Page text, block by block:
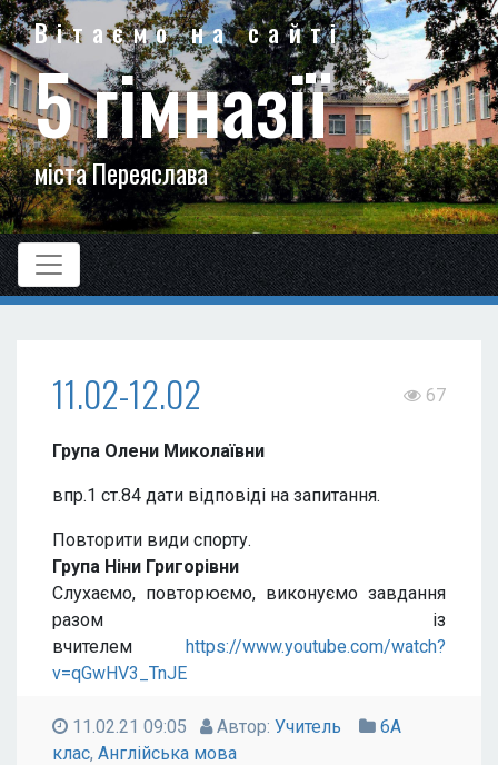
Вітаємо на сайті
5 гімназії
міста Переяслава
11.02-12.02 67
Група Олени Миколаївни
впр.1 ст.84 дати відповіді на запитання.
Повторити види спорту.
Група Ніни Григорівни
Слухаємо, повторюємо, виконуємо завдання
разом із
вчителем https://www.youtube.com/watch?
v=qGwHV3_TnJE
11.02.21 09:05 Автор: Учитель
6А
клас, Англійська мова